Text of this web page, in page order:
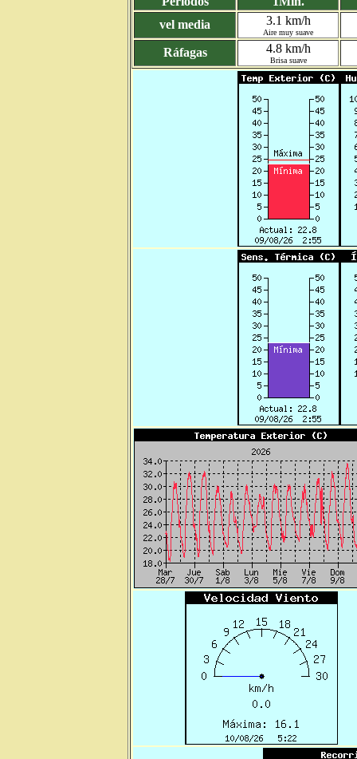
vel media
3.1 km/h
Aire muy suave
Ráfagas 4.8 km/h
Brisa suave